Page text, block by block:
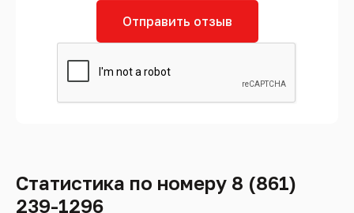
Отправить отзыв
Статистика по номеру 8 (861)
239-1296